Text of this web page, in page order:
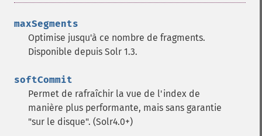
maxSegments
Optimise jusqu'à ce nombre de fragments.
Disponible depuis Solr 1.3.
softCommit
Permet de rafraîchir la vue de l'index de
manière plus performante, mais sans garantie
"sur le disque". (Solr4.0+)